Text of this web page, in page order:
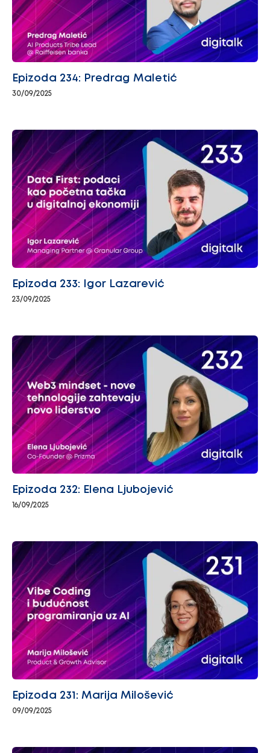
Epizoda 234: Predrag Maletić
30/09/2025
Epizoda 233: Igor Lazarević
23/09/2025
Epizoda 232: Elena Ljubojević
16/09/2025
Epizoda 231: Marija Milošević
09/09/2025